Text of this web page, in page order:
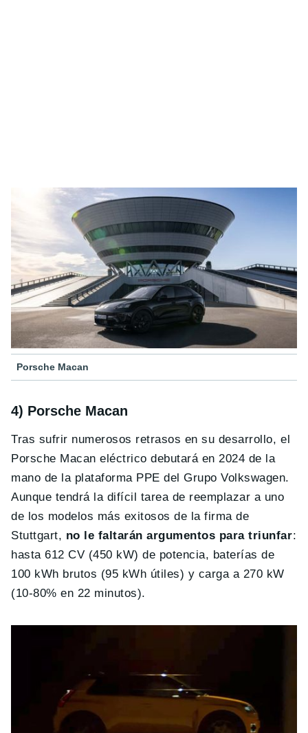
Porsche Macan
4) Porsche Macan
Tras sufrir numerosos retrasos en su desarrollo, el
Porsche Macan eléctrico debutará en 2024 de la
mano de la plataforma PPE del Grupo Volkswagen.
Aunque tendrá la difícil tarea de reemplazar a uno
de los modelos más exitosos de la firma de
Stuttgart, no le faltarán argumentos para triunfar:
hasta 612 CV (450 kW) de potencia, baterías de
100 kWh brutos (95 kWh útiles) y carga a 270 kW
(10-80% en 22 minutos).